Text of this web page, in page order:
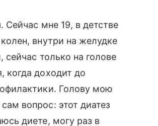
Сейчас мне 19, в детстве
внутри на желудке
только на голове
когда доходит до
Голову мою
вопрос: этот диатез
диете, могу раз в